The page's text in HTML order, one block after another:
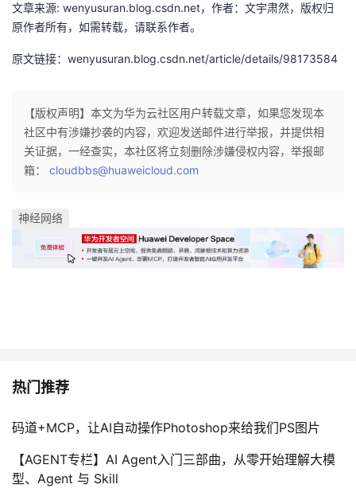
者
学
我
的
课
程
我
的
认
我
的
我
支
持
的
技
术
支
我
的
云
声
文章来源: wenyusuran.blog.csdn.net，作者：文宇肃然，版权归
原作者所有，如需转载，请联系作者。
原文链接：wenyusuran.blog.csdn.net/article/details/98173584
【版权声明】本文为华为云社区用户转载文章，如果您发现本
社区中有涉嫌抄袭的内容，欢迎发送邮件进行举报，并提供相
关证据，一经查实，本社区将立刻删除涉嫌侵权内容，举报邮
箱： cloudbbs@huaweicloud.com
神经网络
热门推荐
码道+MCP，让AI自动操作Photoshop来给我们PS图片
【AGENT专栏】AI Agent入门三部曲，从零开始理解大模
型、Agent 与 Skill